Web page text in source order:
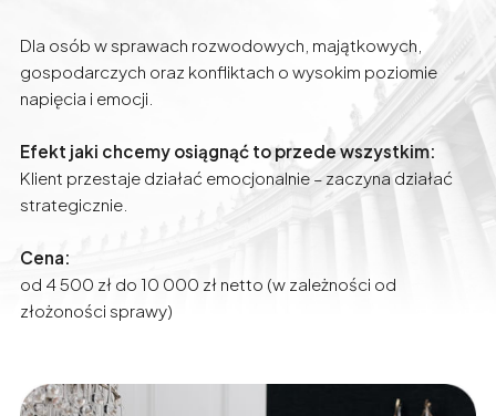
Dla osób w sprawach rozwodowych, majątkowych,
gospodarczych oraz konfliktach o wysokim poziomie
napięcia i emocji.
Efekt jaki chcemy osiągnąć to przede wszystkim:
Klient przestaje działać emocjonalnie – zaczyna działać
strategicznie.
Cena:
od 4 500 zł do 10 000 zł netto (w zależności od
złożoności sprawy)